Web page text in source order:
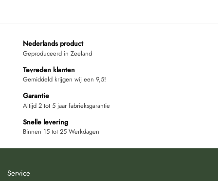
Nederlands product
Geproduceerd in Zeeland
Tevreden klanten
Gemiddeld krijgen wij een 9,5!
Garantie
Altijd 2 tot 5 jaar fabrieksgarantie
Snelle levering
Binnen 15 tot 25 Werkdagen
Service